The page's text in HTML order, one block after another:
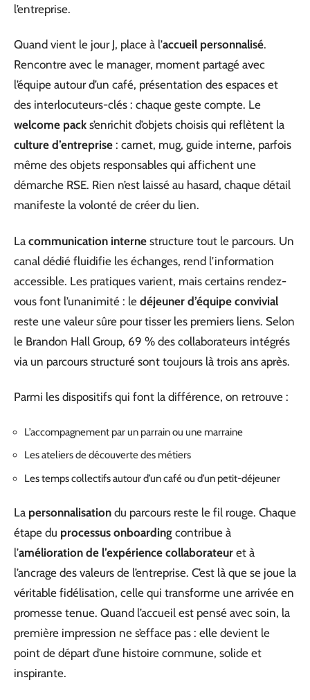
l’entreprise.
Quand vient le jour J, place à l’accueil personnalisé.
Rencontre avec le manager, moment partagé avec
l’équipe autour d’un café, présentation des espaces et
des interlocuteurs-clés : chaque geste compte. Le
welcome pack s’enrichit d’objets choisis qui reflètent la
culture d’entreprise : carnet, mug, guide interne, parfois
même des objets responsables qui affichent une
démarche RSE. Rien n’est laissé au hasard, chaque détail
manifeste la volonté de créer du lien.
La communication interne structure tout le parcours. Un
canal dédié fluidifie les échanges, rend l’information
accessible. Les pratiques varient, mais certains rendez-
vous font l’unanimité : le déjeuner d’équipe convivial
reste une valeur sûre pour tisser les premiers liens. Selon
le Brandon Hall Group, 69 % des collaborateurs intégrés
via un parcours structuré sont toujours là trois ans après.
Parmi les dispositifs qui font la différence, on retrouve :
L’accompagnement par un parrain ou une marraine
Les ateliers de découverte des métiers
Les temps collectifs autour d’un café ou d’un petit-déjeuner
La personnalisation du parcours reste le fil rouge. Chaque
étape du processus onboarding contribue à
l’amélioration de l’expérience collaborateur et à
l’ancrage des valeurs de l’entreprise. C’est là que se joue la
véritable fidélisation, celle qui transforme une arrivée en
promesse tenue. Quand l’accueil est pensé avec soin, la
première impression ne s’efface pas : elle devient le
point de départ d’une histoire commune, solide et
inspirante.